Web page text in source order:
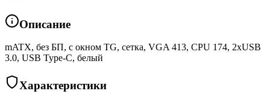
Описание
mATX, без БП, с окном TG, сетка, VGA 413, CPU 174, 2хUSB
3.0, USB Type-C, белый
Характеристики